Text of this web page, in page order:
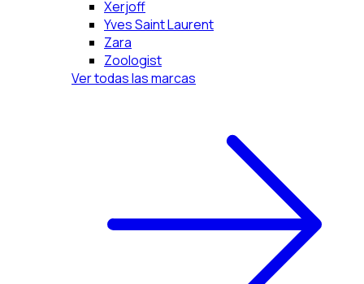
Xerjoff
Yves Saint Laurent
Zara
Zoologist
Ver todas las marcas